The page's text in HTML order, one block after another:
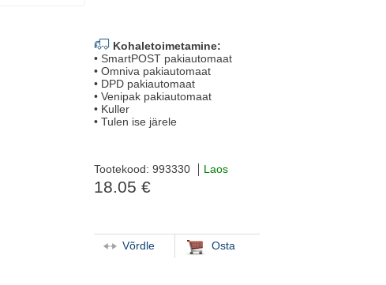
Kohaletoimetamine:
• SmartPOST pakiautomaat
• Omniva pakiautomaat
• DPD pakiautomaat
• Venipak pakiautomaat
• Kuller
• Tulen ise järele
Tootekood: 993330 Laos
18.05 €
Võrdle Osta